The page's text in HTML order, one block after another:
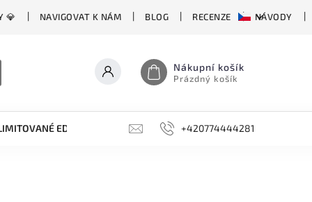
💎 NAVIGOVAT K NÁM BLOG RECENZE NÁVODY
Nákupní košík
Prázdný košík
EDICE BROUSKY, BRUSKY, OCÍLKY
+420774444281